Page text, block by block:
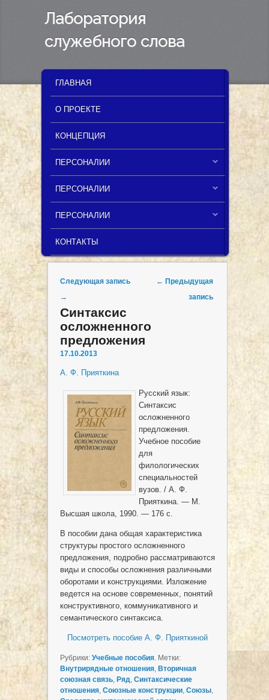
Лаборатория
служебного слова
SKIP TO PRIMARY CONTENT
SKIP TO SECONDARY CONTENT
ГЛАВНАЯ
О ПРОЕКТЕ
КОНЦЕПЦИЯ
ПЕРСОНАЛИИ
ПЕРСОНАЛИИ
ПЕРСОНАЛИИ
КОНТАКТЫ
Post navigation ← Предыдущая
запись
Следующая запись
→
Синтаксис
осложненного
предложения
17.10.2013
А. Ф. Прияткина
Русский язык:
Синтаксис
осложненного
предложения.
Учебное пособие
для
филологических
специальностей
вузов. / А. Ф.
Прияткина. — М.
Высшая школа, 1990. — 176 с.
В пособии дана общая характеристика
структуры простого осложненного
предложения, подробно рассматриваются
виды и способы осложнения различными
оборотами и конструкциями. Изложение
ведется на основе современных, понятий
конструктивного, коммуникативного и
семантического синтаксиса.
Посмотреть пособие А. Ф. Прияткиной
Рубрики: Учебные пособия. Метки:
Внутрирядные отношения, Вторичная
союзная связь, Ряд Синтаксические
отношения, Союзные конструкции, Союзы,